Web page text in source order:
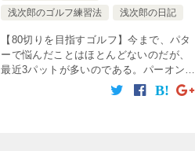
浅次郎のゴルフ練習法
浅次郎の日記
【80切りを目指すゴルフ】今まで、パタ
ーで悩んだことはほとんどないのだが、
最近3パットが多いのである。パーオンし
て3パットボギー、ボギーオンして3パッ
トダボ・・・これらを減らさないと上に